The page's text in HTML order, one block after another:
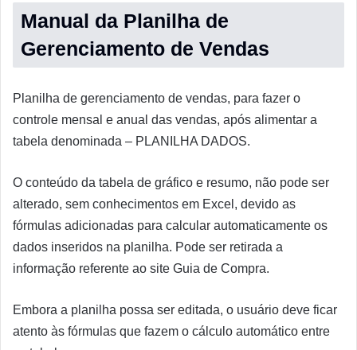
Manual da Planilha de
Gerenciamento de Vendas
Planilha de gerenciamento de vendas, para fazer o
controle mensal e anual das vendas, após alimentar a
tabela denominada – PLANILHA DADOS.
O conteúdo da tabela de gráfico e resumo, não pode ser
alterado, sem conhecimentos em Excel, devido as
fórmulas adicionadas para calcular automaticamente os
dados inseridos na planilha. Pode ser retirada a
informação referente ao site Guia de Compra.
Embora a planilha possa ser editada, o usuário deve ficar
atento às fórmulas que fazem o cálculo automático entre